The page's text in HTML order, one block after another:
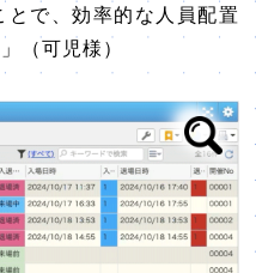
で、効率的な人員配置
（可児様）